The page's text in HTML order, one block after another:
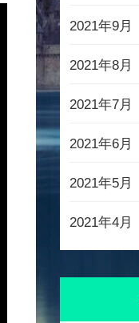
2021年9月
2021年8月
2021年7月
2021年6月
2021年5月
2021年4月